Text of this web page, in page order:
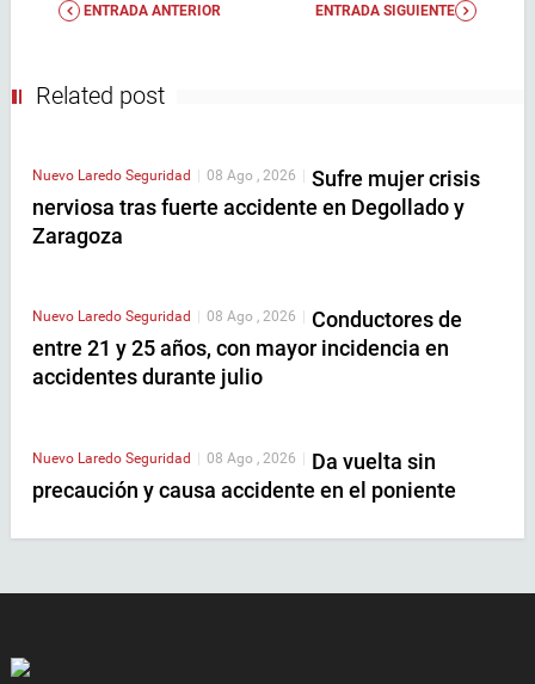
ENTRADA ANTERIOR ENTRADA SIGUIENTE
Related post
Nuevo Laredo Seguridad | 08 Ago , 2026 | Sufre mujer crisis
nerviosa tras fuerte accidente en Degollado y
Zaragoza
Nuevo Laredo Seguridad 08 Ago , 2026
Conductores de
entre 21 y 25 años, con mayor incidencia en
accidentes durante julio
Nuevo Laredo Seguridad | 08 Ago , 2026 | Da vuelta sin
precaución y causa accidente en el poniente